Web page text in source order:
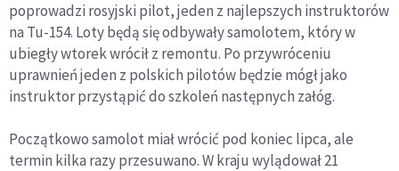
poprowadzi rosyjski pilot, jeden z najlepszych instruktorów
na Tu-154. Loty będą się odbywały samolotem, który w
ubiegły wtorek wrócił z remontu. Po przywróceniu
uprawnień jeden z polskich pilotów będzie mógł jako
instruktor przystąpić do szkoleń następnych załóg.
Początkowo samolot miał wrócić pod koniec lipca, ale
termin kilka razy przesuwano. W kraju wylądował 21